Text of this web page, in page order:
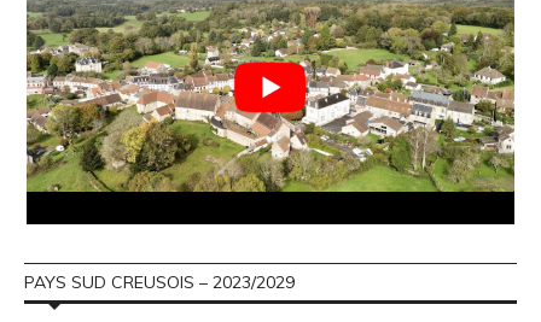
PAYS SUD CREUSOIS – 2023/2029